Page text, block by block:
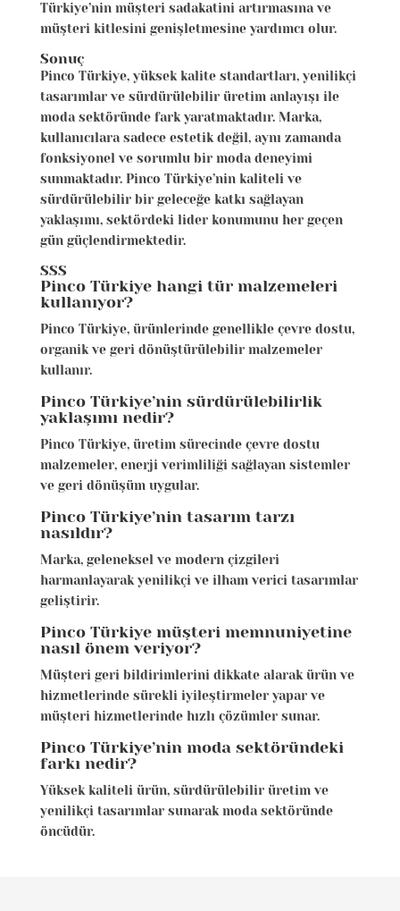
Türkiye’nin müşteri sadakatini artırmasına ve
müşteri kitlesini genişletmesine yardımcı olur.
Sonuç
Pinco Türkiye, yüksek kalite standartları, yenilikçi
tasarımlar ve sürdürülebilir üretim anlayışı ile
moda sektöründe fark yaratmaktadır. Marka,
kullanıcılara sadece estetik değil, aynı zamanda
fonksiyonel ve sorumlu bir moda deneyimi
sunmaktadır. Pinco Türkiye’nin kaliteli ve
sürdürülebilir bir geleceğe katkı sağlayan
yaklaşımı, sektördeki lider konumunu her geçen
gün güçlendirmektedir.
SSS
Pinco Türkiye hangi tür malzemeleri
kullanıyor?
Pinco Türkiye, ürünlerinde genellikle çevre dostu,
organik ve geri dönüştürülebilir malzemeler
kullanır.
Pinco Türkiye’nin sürdürülebilirlik
yaklaşımı nedir?
Pinco Türkiye, üretim sürecinde çevre dostu
malzemeler, enerji verimliliği sağlayan sistemler
ve geri dönüşüm uygular.
Pinco Türkiye’nin tasarım tarzı
nasıldır?
Marka, geleneksel ve modern çizgileri
harmanlayarak yenilikçi ve ilham verici tasarımlar
geliştirir.
Pinco Türkiye müşteri memnuniyetine
nasıl önem veriyor?
Müşteri geri bildirimlerini dikkate alarak ürün ve
hizmetlerinde sürekli iyileştirmeler yapar ve
müşteri hizmetlerinde hızlı çözümler sunar.
Pinco Türkiye’nin moda sektöründeki
farkı nedir?
Yüksek kaliteli ürün, sürdürülebilir üretim ve
yenilikçi tasarımlar sunarak moda sektöründe
öncüdür.